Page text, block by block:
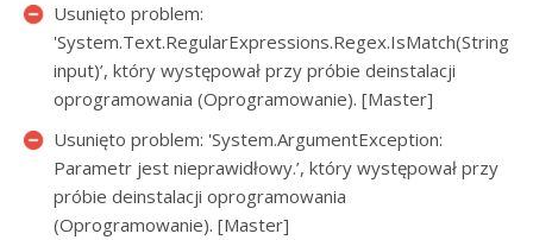
Usunięto problem:
'System.Text.RegularExpressions.Regex.IsMatch(String
input)’, który występował przy próbie deinstalacji
oprogramowania (Oprogramowanie). [Master]
Usunięto problem: 'System.ArgumentException:
Parametr jest nieprawidłowy.’, który występował przy
próbie deinstalacji oprogramowania
(Oprogramowanie). [Master]